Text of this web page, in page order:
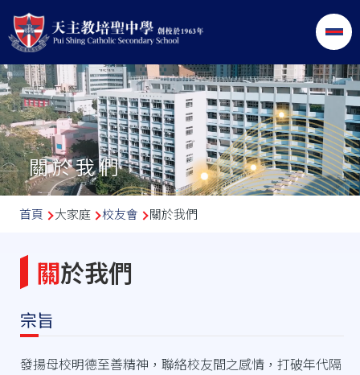
移至主內容
關於我們
導
連
結
首頁 大家庭 校友會 關於我們
關於我們
宗旨
發揚母校明德至善精神，聯絡校友間之感情，打破年代隔